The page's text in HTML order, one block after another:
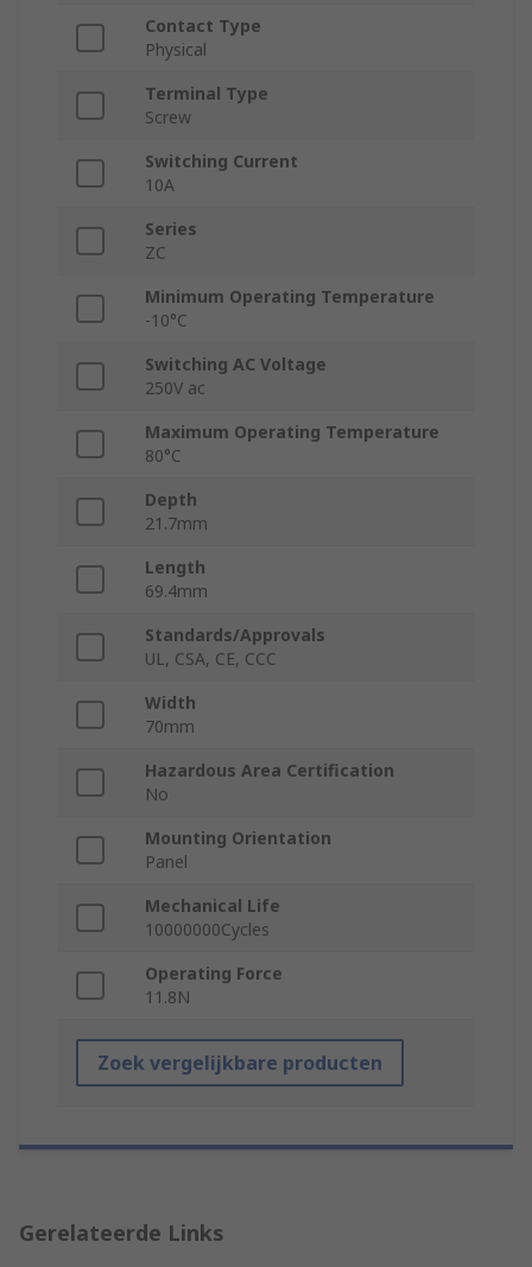
Contact Type
Physical
Terminal Type
Screw
Switching Current
10A
Series
ZC
Minimum Operating Temperature
-10°C
Switching AC Voltage
250V ac
Maximum Operating Temperature
80°C
Depth
21.7mm
Length
69.4mm
Standards/Approvals
UL, CSA, CE, CCC
Width
70mm
Hazardous Area Certification
No
Mounting Orientation
Panel
Mechanical Life
10000000Cycles
Operating Force
11.8N
Zoek vergelijkbare producten
Gerelateerde Links